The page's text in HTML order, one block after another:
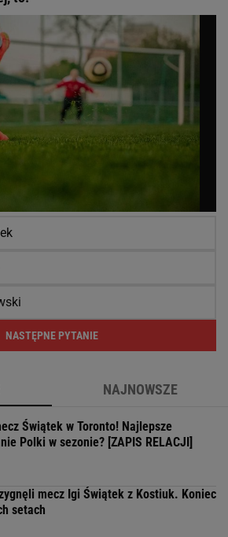
NASTĘPNE PYTANIE
NAJNOWSZE
Świątek w Toronto! Najlepsze
Polki w sezonie? [ZAPIS RELACJI]
mecz Igi Świątek z Kostiuk. Koniec
setach